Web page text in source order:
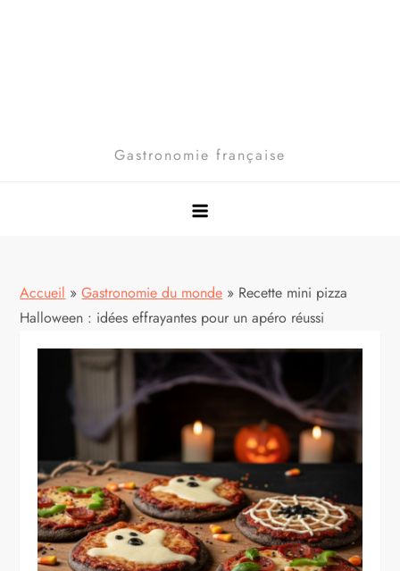
Gastronomie française
Accueil » Gastronomie du monde » Recette mini pizza
Halloween : idées effrayantes pour un apéro réussi